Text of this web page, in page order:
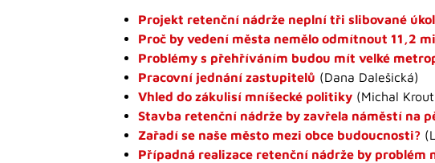
Projekt retenční nádrže neplní tři slibované
Proč by vedení města nemělo odmítnout 11,2
Problémy s přehříváním budou mít velké
Pracovní jednání zastupitelů (Dana Dalešická)
Vhled do zákulisí mníšecké politiky (Michal
Stavba retenční nádrže by zavřela náměstí na
Zařadí se naše město mezi obce budoucnosti?
Případná realizace retenční nádrže by problém